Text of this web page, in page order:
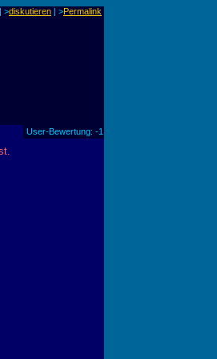
| >diskutieren | >Permalink
User-Bewertung: -1